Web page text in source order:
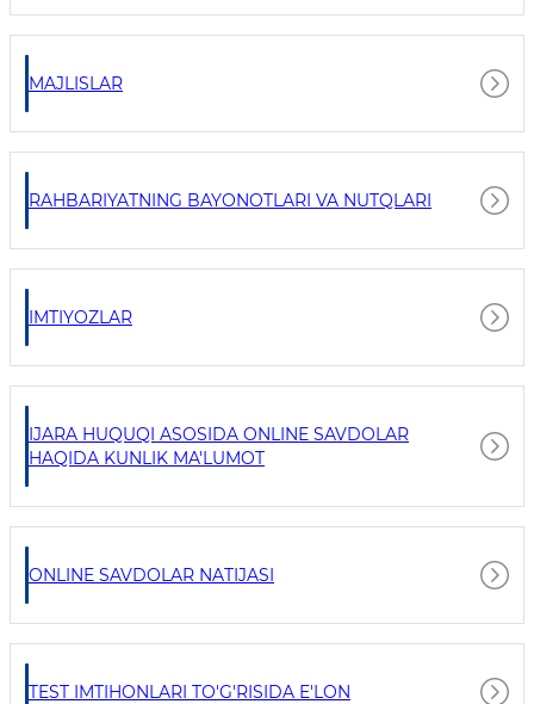
MAJLISLAR
RAHBARIYATNING BAYONOTLARI VA NUTQLARI
IMTIYOZLAR
IJARA HUQUQI ASOSIDA ONLINE SAVDOLAR
HAQIDA KUNLIK MA'LUMOT
ONLINE SAVDOLAR NATIJASI
TEST IMTIHONLARI TO'G'RISIDA E'LON